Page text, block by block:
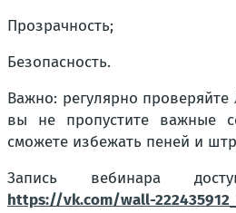
Прозрачность;
Безопасность.
Важно: регулярно
вы не пропустите важные
сможете избежать пеней и
Запись вебинара
https://vk.com/wall-